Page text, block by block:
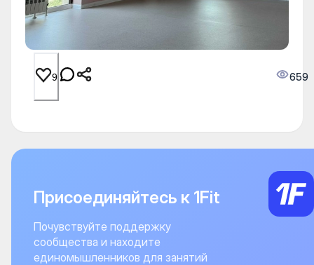
9 659
Присоединяйтесь к 1Fit
Почувствуйте поддержку
сообщества и находите
единомышленников для занятий